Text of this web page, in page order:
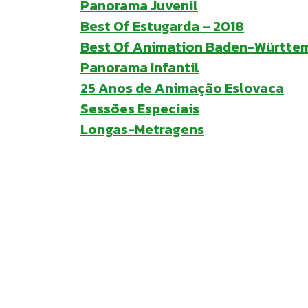
Panorama Juvenil
Best Of Estugarda – 2018
Best Of Animation Baden-
Panorama Infantil
25 Anos de Animação Eslovaca
Sessões Especiais
Longas-Metragens